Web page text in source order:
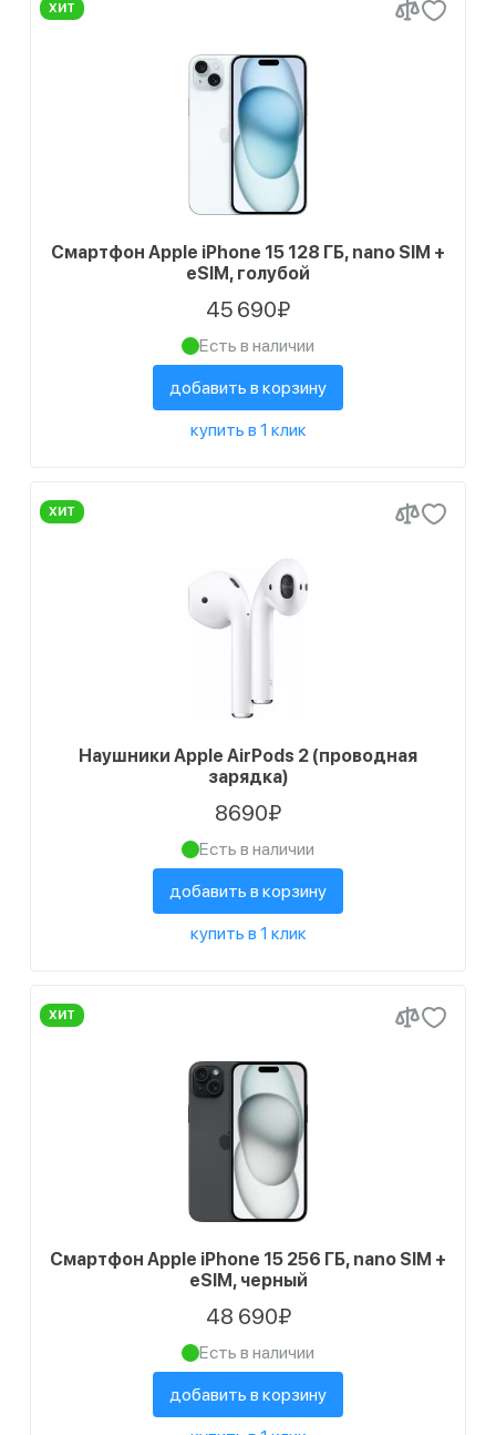
ХИТ
Смартфон Apple iPhone 15 128 ГБ, nano SIM +
eSIM, голубой
45 690₽
Есть в наличии
добавить в корзину
купить в 1 клик
ХИТ
Наушники Apple AirPods 2 (проводная
зарядка)
8690₽
Есть в наличии
добавить в корзину
купить в 1 клик
ХИТ
Смартфон Apple iPhone 15 256 ГБ, nano SIM +
eSIM, черный
48 690₽
Есть в наличии
добавить в корзину